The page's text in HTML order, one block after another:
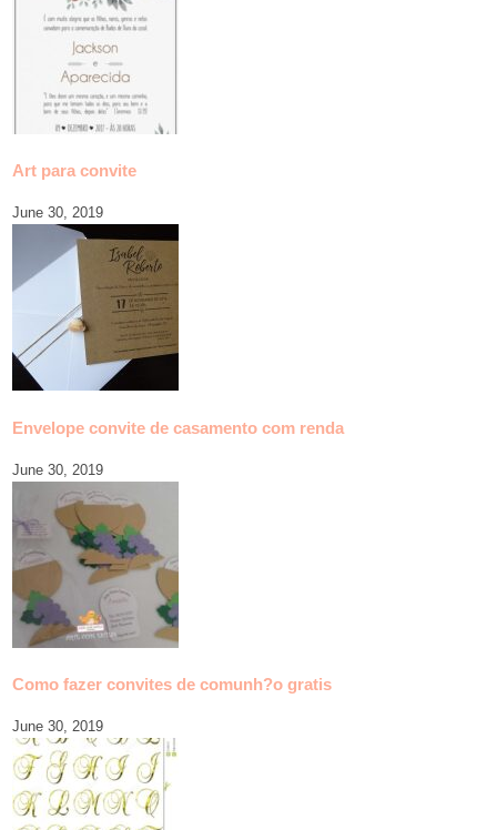
Art para convite
June 30, 2019
Envelope convite de casamento com renda
June 30, 2019
Como fazer convites de comunh?o gratis
June 30, 2019